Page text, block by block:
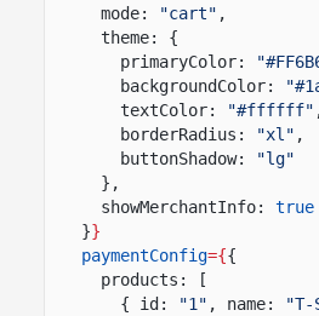
mode:
"cart" ,
theme: {
primaryColor:
backgroundColor:
textColor:
"#ffffff"
borderRadius:
"xl" ,
buttonShadow:
"lg"
},
showMerchantInfo:
true
}}
paymentConfig={{
products: [
{ id:
"1" , name: